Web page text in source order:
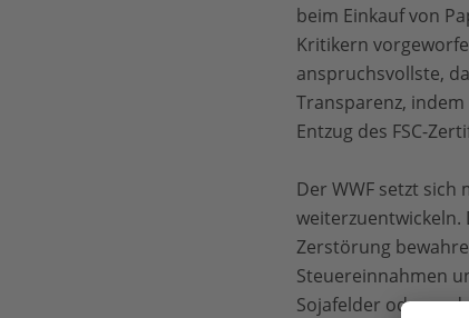
beim Einkauf von
Kritikern
anspruchsvollste,
Transparenz,
Entzug des FSC-
Der WWF setzt
Zerstörung
Steuereinnahmen
Sojafelder oder